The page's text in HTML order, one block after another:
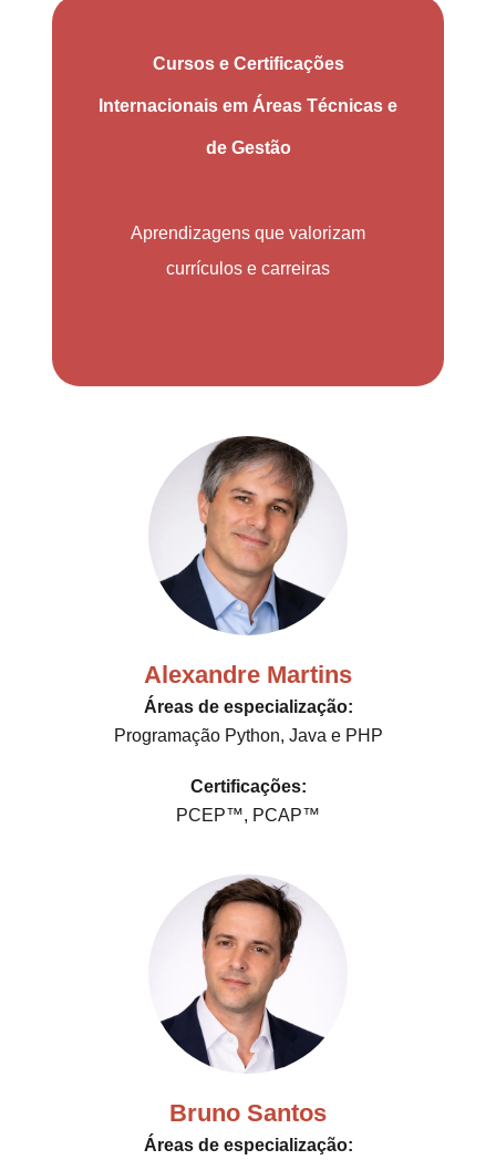
Cursos e Certificações
Internacionais em Áreas Técnicas e
de Gestão
Aprendizagens que valorizam
currículos e carreiras
Alexandre Martins
Áreas de especialização:
Programação Python, Java e PHP
Certificações:
PCEP™, PCAP™
Bruno Santos
Áreas de especialização: